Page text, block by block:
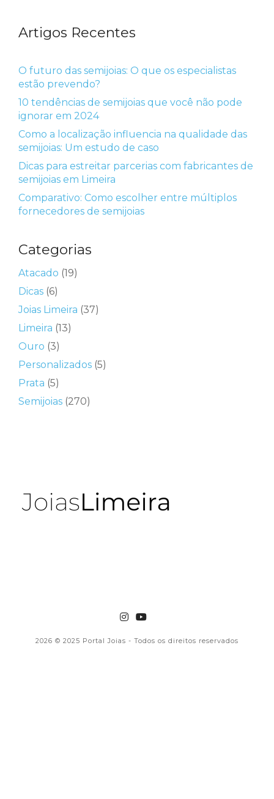
Artigos Recentes
O futuro das semijoias: O que os especialistas
estão prevendo?
10 tendências de semijoias que você não pode
ignorar em 2024
Como a localização influencia na qualidade das
semijoias: Um estudo de caso
Dicas para estreitar parcerias com fabricantes de
semijoias em Limeira
Comparativo: Como escolher entre múltiplos
fornecedores de semijoias
Categorias
Atacado (19)
Dicas (6)
Joias Limeira (37)
Limeira (13)
Ouro (3)
Personalizados (5)
Prata (5)
Semijoias (270)
2026 © 2025 Portal Joias - Todos os direitos reservados